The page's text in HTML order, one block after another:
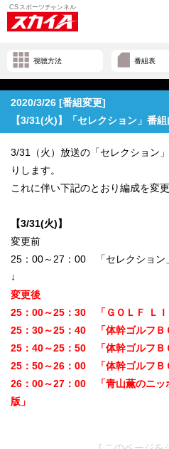
視聴方法 番組表
2020/3/26 [番組変更]
【3/31(火)】「セレクション」番
3/31（火）放送の「セレクション
りします。
これに伴い下記のとおり編成を変
【3/31(火)】
変更前
25：00～27：00 「セレクション」
↓
変更後
25：00～25：30 「ＧＯＬＦ ＬＩ
25：30～25：40 「体幹ゴルフＢ
25：40～25：50 「体幹ゴルフＢ
25：50～26：00 「体幹ゴルフＢ
26：00～27：00 「青山薫のニッ
版」